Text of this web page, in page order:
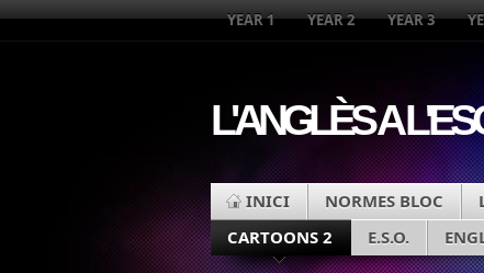
YEAR 1 YEAR 2 YEAR 3
L'ANGLÈS A
INICI NORMES BLOC
CARTOONS 2
E.S.O.